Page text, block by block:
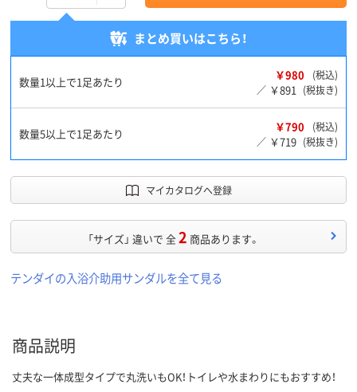
まとめ買いはこちら！
数量1以上で1足あたり ￥980
(税込)
／ ￥891 (税抜き)
数量5以上で1足あたり ￥790
(税込)
／ ￥719 (税抜き)
マイカタログへ登録
「サイズ」 違いで 全2 商品あります。
テンダイの入浴介助用サンダルを全て見る
商品説明
丈夫な一体成型タイプで丸洗いもOK！トイレや水まわりにもおすすめ！